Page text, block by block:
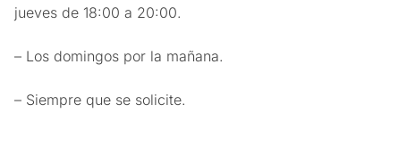
jueves de 18:00 a 20:00.
– Los domingos por la mañana.
– Siempre que se solicite.